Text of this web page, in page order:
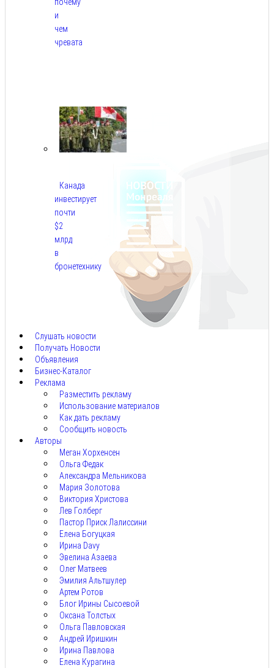
почему
и
чем
чревата
Канада
инвестирует
почти
$2
млрд
в
бронетехнику
Слушать новости
Получать Новости
Объявления
Бизнес-Каталог
Реклама
Разместить рекламу
Использование материалов
Как дать рекламу
Сообщить новость
Авторы
Меган Хорхенсен
Ольга Федак
Александра Мельникова
Мария Золотова
Виктория Христова
Лев Голберг
Пастор Приск Лалиссини
Елена Богуцкая
Ирина Davy
Эвелина Азаева
Олег Матвеев
Эмилия Альтшулер
Артем Ротов
Блог Ирины Сысоевой
Оксана Толстых
Ольга Павловская
Андрей Иришкин
Ирина Павлова
Елена Курагина